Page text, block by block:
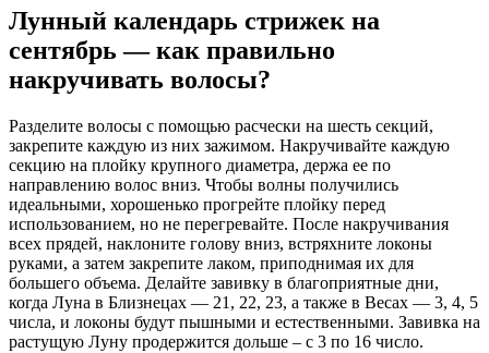
Лунный календарь стрижек на
сентябрь — как правильно
накручивать волосы?
Разделите волосы с помощью расчески на шесть секций,
закрепите каждую из них зажимом. Накручивайте каждую
секцию на плойку крупного диаметра, держа ее по
направлению волос вниз. Чтобы волны получились
идеальными, хорошенько прогрейте плойку перед
использованием, но не перегревайте. После накручивания
всех прядей, наклоните голову вниз, встряхните локоны
руками, а затем закрепите лаком, приподнимая их для
большего объема. Делайте завивку в благоприятные дни,
когда Луна в Близнецах — 21, 22, 23, а также в Весах — 3, 4, 5
числа, и локоны будут пышными и естественными. Завивка на
растущую Луну продержится дольше – с 3 по 16 число.